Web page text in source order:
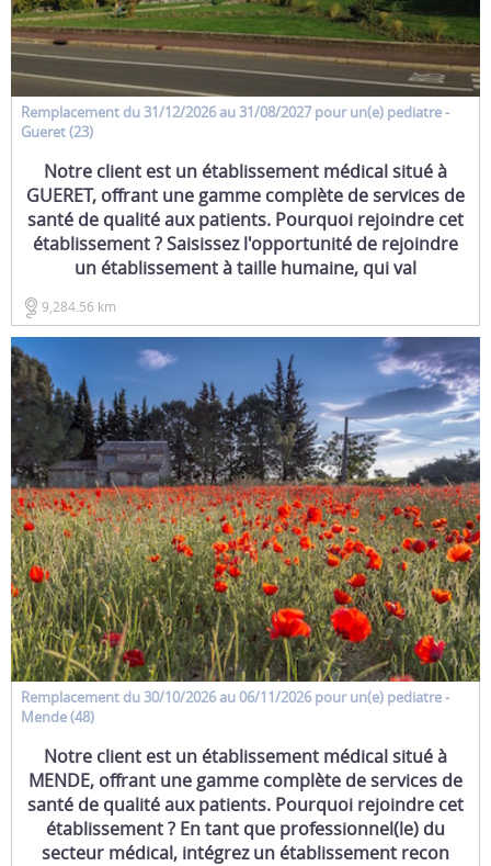
Remplacement du 31/12/2026 au 31/08/2027 pour un(e) pediatre-
Gueret (23)
Notre client est un établissement médical situé à
GUERET, offrant une gamme complète de services de
santé de qualité aux patients. Pourquoi rejoindre cet
établissement ? Saisissez l'opportunité de rejoindre
un établissement à taille humaine, qui val
9,284.56 km
Remplacement du 30/10/2026 au 06/11/2026 pour un(e) pediatre-
Mende (48)
Notre client est un établissement médical situé à
MENDE, offrant une gamme complète de services de
santé de qualité aux patients. Pourquoi rejoindre cet
établissement ? En tant que professionnel(le) du
secteur médical, intégrez un établissement recon